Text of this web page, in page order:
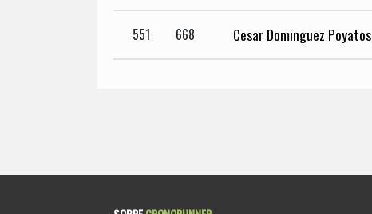
551 668 Cesar Dominguez Poyatos